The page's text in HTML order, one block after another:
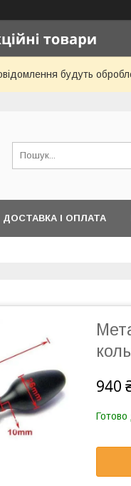
будуть
ДОСТАВКА І ОПЛАТА
940
Готово